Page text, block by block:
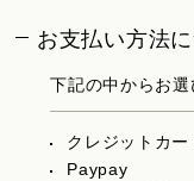
お支払い方法
下記の中からお選
クレジットカー
Paypay